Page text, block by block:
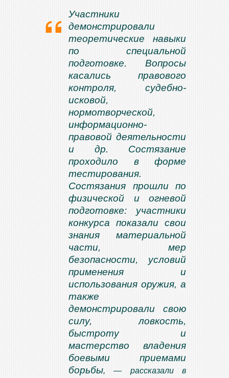
Участники
демонстрировали
теоретические навыки
по специальной
подготовке. Вопросы
касались правового
контроля, судебно-
исковой,
нормотворческой,
информационно-
правовой деятельности
и др. Состязание
проходило в форме
тестирования.
Состязания прошли по
физической и огневой
подготовке: участники
конкурса показали свои
знания материальной
части, мер
безопасности, условий
применения и
использования оружия, а
также
демонстрировали свою
силу, ловкость,
быстроту и
мастерство владения
боевыми приемами
борьбы, — рассказали в